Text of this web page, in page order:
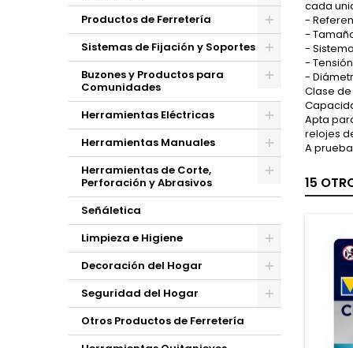
Productos de Ferretería
Sistemas de Fijación y Soportes
Buzones y Productos para
Comunidades
Herramientas Eléctricas
Herramientas Manuales
Herramientas de Corte,
Perforación y Abrasivos
Señáletica
Limpieza e Higiene
Decoración del Hogar
Seguridad del Hogar
Otros Productos de Ferretería
cada
-
-
-
-
-
Clase
Apta
relojes
A
15